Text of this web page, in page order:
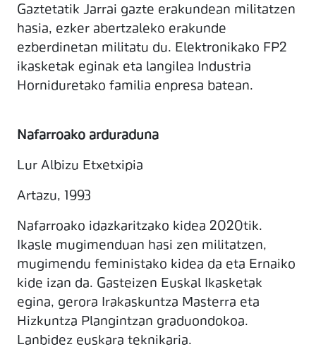
Gaztetatik Jarrai gazte erakundean militatzen
hasia, ezker abertzaleko erakunde
ezberdinetan militatu du. Elektronikako FP2
ikasketak eginak eta langilea Industria
Horniduretako familia enpresa batean.
Nafarroako arduraduna
Lur Albizu Etxetxipia
Artazu, 1993
Nafarroako idazkaritzako kidea 2020tik.
Ikasle mugimenduan hasi zen militatzen,
mugimendu feministako kidea da eta Ernaiko
kide izan da. Gasteizen Euskal Ikasketak
egina, gerora Irakaskuntza Masterra eta
Hizkuntza Plangintzan graduondokoa.
Lanbidez euskara teknikaria.